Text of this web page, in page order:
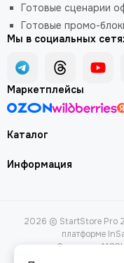
Каталог
Информация
Готовые сценарии
Готовые промо-
Мы в социальных
Маркетплейсы
2026 © StartStore Pro
платформе
Сделано в